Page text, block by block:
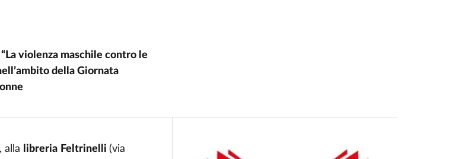
violenza maschile contro le
della Giornata
, alla libreria Feltrinelli(via